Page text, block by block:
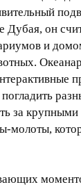
Дубая, он
и
за
молоты,